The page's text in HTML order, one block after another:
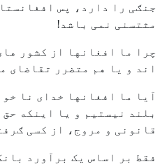
جنګی را دارد، پس
مثتسنی نمی باشد!
چرا ما افغانها از کشور
اند و یا هم متضرر تقاضای
آیا ما افغانها خدای نا
بلند نیستیم و یا اینکه
قانونی و مروج، از کسی
فقط بر اساس یک برآورد